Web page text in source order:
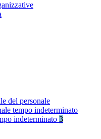
del personale
tempo indeterminato
indeterminato 3